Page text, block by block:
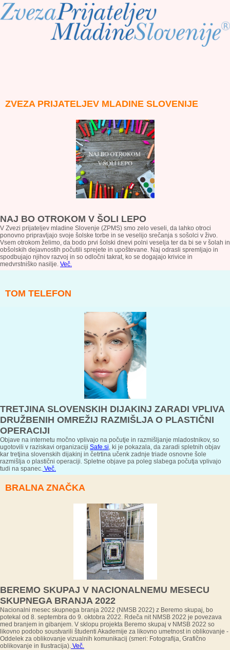
ZVEZA PRIJATELJEV MLADINE SLOVENIJE
NAJ BO OTROKOM V ŠOLI LEPO
V Zvezi prijateljev mladine Slovenje (ZPMS) smo zelo veseli, da lahko otroci
ponovno pripravljajo svoje šolske torbe in se veselijo srečanja s sošolci v živo.
Vsem otrokom želimo, da bodo prvi šolski dnevi polni veselja ter da bi se v šolah in
obšolskih dejavnostih počutili sprejete in upoštevane. Naj odrasli spremljajo in
spodbujajo njihov razvoj in so odločni takrat, ko se dogajajo krivice in
medvrstniško nasilje. Več.
TOM TELEFON
TRETJINA SLOVENSKIH DIJAKINJ ZARADI VPLIVA
DRUŽBENIH OMREŽIJ RAZMIŠLJA O PLASTIČNI
OPERACIJI
Objave na internetu močno vplivajo na počutje in razmišljanje mladostnikov, so
ugotovili v raziskavi organizaciji Safe.si, ki je pokazala, da zaradi spletnih objav
kar tretjina slovenskih dijakinj in četrtina učenk zadnje triade osnovne šole
razmišlja o plastični operaciji. Spletne objave pa poleg slabega počutja vplivajo
tudi na spanec. Več.
BRALNA ZNAČKA
BEREMO SKUPAJ V NACIONALNEMU MESECU
SKUPNEGA BRANJA 2022
Nacionalni mesec skupnega branja 2022 (NMSB 2022) z Beremo skupaj, bo
potekal od 8. septembra do 9. oktobra 2022. Rdeča nit NMSB 2022 je povezava
med branjem in gibanjem. V sklopu projekta Beremo skupaj v NMSB 2022 so
likovno podobo soustvarili študenti Akademije za likovno umetnost in oblikovanje -
Oddelek za oblikovanje vizualnih komunikacij (smeri: Fotografija, Grafično
oblikovanje in Ilustracija). Več.